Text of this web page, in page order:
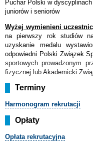
Puchar Polski w
juniorów i seniorów
Wyżej wymienieni
na pierwszy rok studiów
uzyskanie medalu
odpowiedni Polski Związek
sportowych prowadzonym
fizycznej lub Akademicki
Terminy
Harmonogram rekrutacji
Opłaty
Opłata rekrutacyjna